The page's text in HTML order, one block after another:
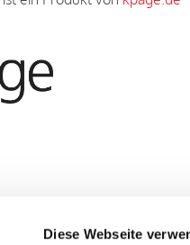
Diese Webseite